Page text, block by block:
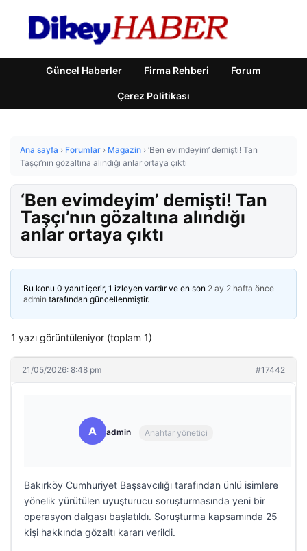
Güncel Haberler Firma Rehberi Forum
Çerez Politikası
Ana sayfa › Forumlar › Magazin › ‘Ben evimdeyim’ demişti! Tan
Taşçı’nın gözaltına alındığı anlar ortaya çıktı
‘Ben evimdeyim’ demişti! Tan
Taşçı’nın gözaltına alındığı
anlar ortaya çıktı
Bu konu 0 yanıt içerir, 1 izleyen vardır ve en son 2 ay 2 hafta önce
admin tarafından güncellenmiştir.
1 yazı görüntüleniyor (toplam 1)
21/05/2026: 8:48 pm #17442
A admin Anahtar yönetici
Bakırköy Cumhuriyet Başsavcılığı tarafından ünlü isimlere
yönelik yürütülen uyuşturucu soruşturmasında yeni bir
operasyon dalgası başlatıldı. Soruşturma kapsamında 25
kişi hakkında gözaltı kararı verildi.